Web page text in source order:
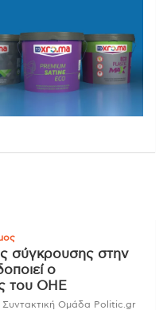
σύγκρουσης στην
ο
του ΟΗΕ
Συντακτική Ομάδα Politic.gr